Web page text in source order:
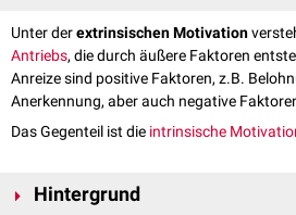
Unter derextrinsischen Motivation
Antriebs, die durch äußere Faktoren
Anreize sind positive Faktoren, z.B.
Anerkennung, aber auch negative
Das Gegenteil ist die intrinsische
Hintergrund